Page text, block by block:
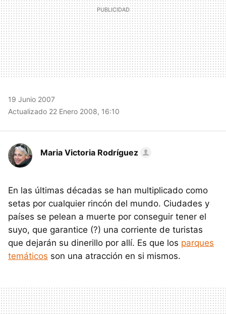
19 Junio 2007
Actualizado 22 Enero 2008, 16:10
Maria Victoria Rodríguez
En las últimas décadas se han multiplicado como
setas por cualquier rincón del mundo. Ciudades y
países se pelean a muerte por conseguir tener el
suyo, que garantice (?) una corriente de turistas
que dejarán su dinerillo por allí. Es que los parques
temáticos son una atracción en si mismos.